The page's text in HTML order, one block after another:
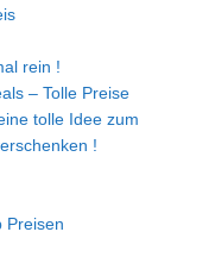
rein !
– Tolle Preise
tolle Idee zum
!
Preisen